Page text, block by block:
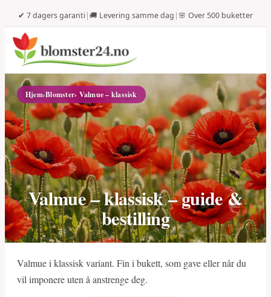
✔ 7 dagers garanti|🚚 Levering samme dag |🌸 Over 500 buketter
Hjem›Blomster› Valmue – klassisk
Valmue – klassisk – guide &
bestilling
Valmue i klassisk variant. Fin i bukett, som gave eller når du
vil imponere uten å anstrenge deg.